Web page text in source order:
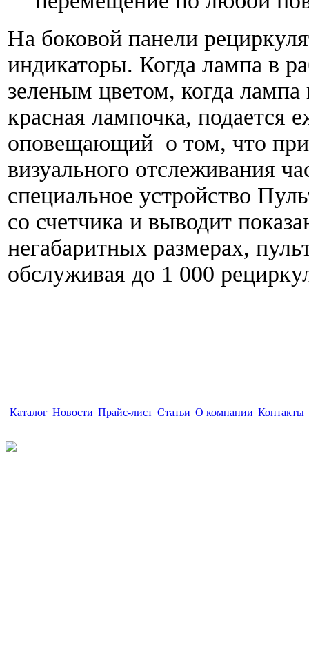
На боковой панели
индикаторы. Когда лампа в
зеленым цветом, когда лампа
красная лампочка, подается
оповещающий о том, что
визуального отслеживания
специальное устройство
со счетчика и выводит
негабаритных размерах,
обслуживая до 1 000
Каталог Новости Прайс-лист Статьи О компании Контакты